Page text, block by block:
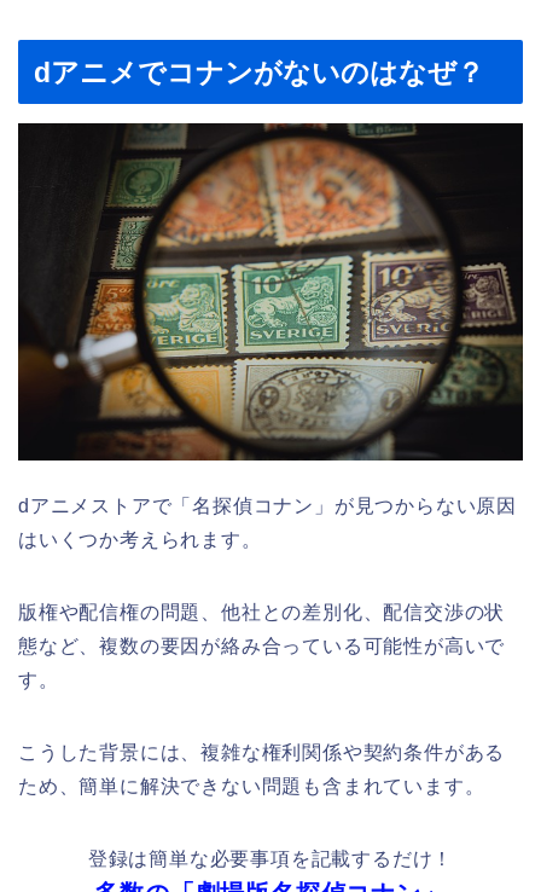
dアニメでコナンがないのはなぜ？
dアニメストアで「名探偵コナン」が見つからない原因
はいくつか考えられます。
版権や配信権の問題、他社との差別化、配信交渉の状
態など、複数の要因が絡み合っている可能性が高いで
す。
こうした背景には、複雑な権利関係や契約条件がある
ため、簡単に解決できない問題も含まれています。
登録は簡単な必要事項を記載するだけ！